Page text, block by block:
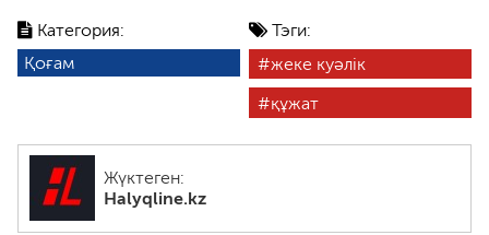
Категория:
Қоғам
Тэги:
жеке куәлік
құжат
Жүктеген:
Halyqline.kz